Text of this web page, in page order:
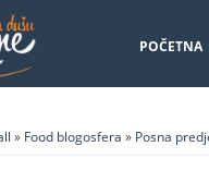
POČETNA
» Food blogosfera » Posna